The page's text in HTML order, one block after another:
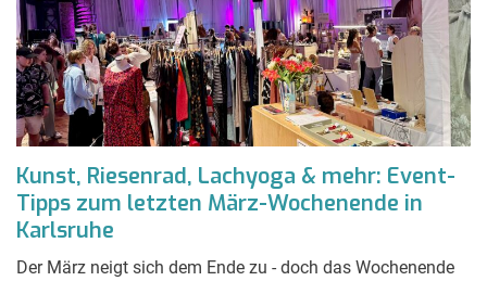
Kunst, Riesenrad, Lachyoga & mehr: Event-
Tipps zum letzten März-Wochenende in
Karlsruhe
Der März neigt sich dem Ende zu - doch das Wochenende